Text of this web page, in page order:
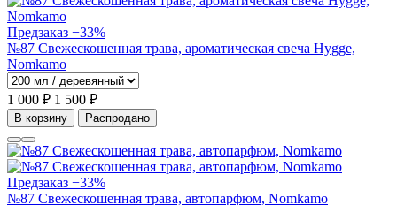
Предзаказ −33%
№87 Свежескошенная трава, ароматическая свеча Hygge,
Nomkamo
1 000 ₽ 1 500 ₽
В корзину Распродано
Предзаказ −33%
№87 Свежескошенная трава, автопарфюм, Nomkamo